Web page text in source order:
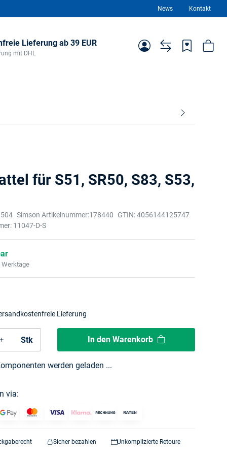
News Kontakt
Lieferung ab 39 EUR
mit DHL
für S51, SR50, S83, S53,
Simson Artikelnummer:178440 GTIN:4056144125747
11047-D-S
Werktage
Lieferung
Stk In den Warenkorb
werden geladen ...
via:
Sicher bezahlen Unkomplizierte Retoure